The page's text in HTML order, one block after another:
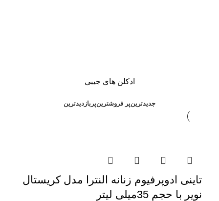
ادکلن های جیبی
جدیدترینپر فروشترینپربازدیدترین
تاینی ادوپرفیوم زنانه النترا مدل کریستال
نویر با حجم 35میلی لیتر